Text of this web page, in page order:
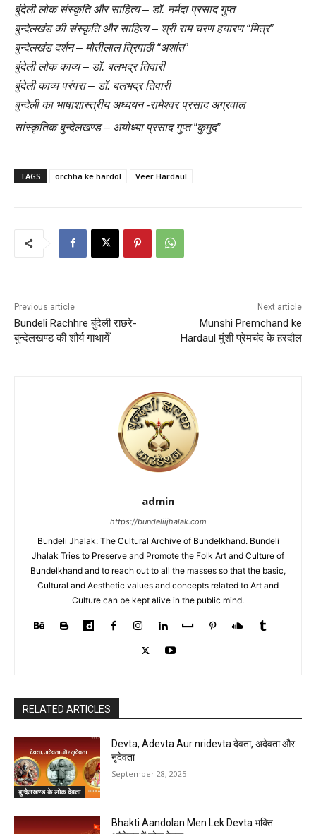
बुंदेली लोक संस्कृति और साहित्य – डॉ. नर्मदा प्रसाद गुप्त
बुन्देलखंड की संस्कृति और साहित्य – श्री राम चरण हयारण “मित्र”
बुन्देलखंड दर्शन – मोतीलाल त्रिपाठी “अशांत”
बुंदेली लोक काव्य – डॉ. बलभद्र तिवारी
बुंदेली काव्य परंपरा – डॉ. बलभद्र तिवारी
बुन्देली का भाषाशास्त्रीय अध्ययन -रामेश्वर प्रसाद अग्रवाल
सांस्कृतिक बुन्देलखण्ड – अयोध्या प्रसाद गुप्त “कुमुद”
TAGS orchha ke hardol Veer Hardaul
Previous article
Bundeli Rachhre बुंदेली राछरे-
बुन्देलखण्ड की शौर्य गाथायेँ
Next article
Munshi Premchand ke
Hardaul मुंशी प्रेमचंद के हरदौल
admin
https://bundeliijhalak.com
Bundeli Jhalak: The Cultural Archive of Bundelkhand. Bundeli
Jhalak Tries to Preserve and Promote the Folk Art and Culture of
Bundelkhand and to reach out to all the masses so that the basic,
Cultural and Aesthetic values and concepts related to Art and
Culture can be kept alive in the public mind.
RELATED ARTICLES
बुन्देलखण्ड के लोक देवता
Devta, Adevta Aur nridevta देवता, अदेवता और
नृदेवता
September 28, 2025
Bhakti Aandolan Men Lek Devta भक्ति